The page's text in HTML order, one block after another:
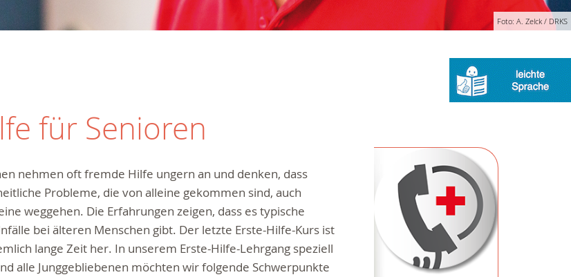
Foto: A. Zelck / DRKS
für Senioren
nehmen oft fremde Hilfe ungern an und denken, dass
Probleme, die von alleine gekommen sind, auch
weggehen. Die Erfahrungen zeigen, dass es typische
bei älteren Menschen gibt. Der letzte Erste-Hilfe-Kurs ist
lange Zeit her. In unserem Erste-Hilfe-Lehrgang speziell
alle Junggebliebenen möchten wir folgende Schwerpunkte